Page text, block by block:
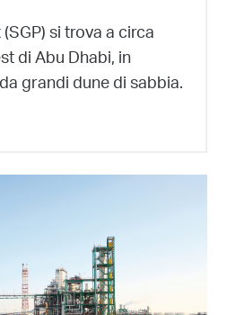
si trova a circa
di Abu Dhabi, in
grandi dune di sabbia.